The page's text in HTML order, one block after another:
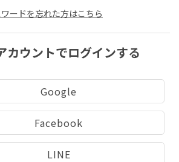
ードを忘れた方はこちら
カウントでログインする
Google
Facebook
LINE